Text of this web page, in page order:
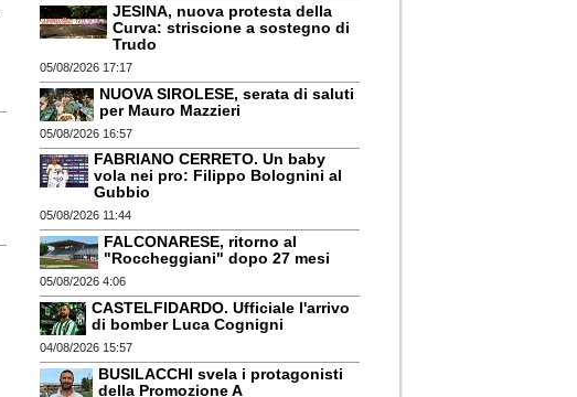
JESINA, nuova protesta della
Curva: striscione a sostegno di
Trudo
05/08/2026 17:17
NUOVA SIROLESE, serata di saluti
per Mauro Mazzieri
05/08/2026 16:57
FABRIANO CERRETO. Un baby
vola nei pro: Filippo Bolognini al
Gubbio
05/08/2026 11:44
FALCONARESE, ritorno al
"Roccheggiani" dopo 27 mesi
05/08/2026 4:06
CASTELFIDARDO. Ufficiale l'arrivo
di bomber Luca Cognigni
04/08/2026 15:57
BUSILACCHI svela i protagonisti
della Promozione A